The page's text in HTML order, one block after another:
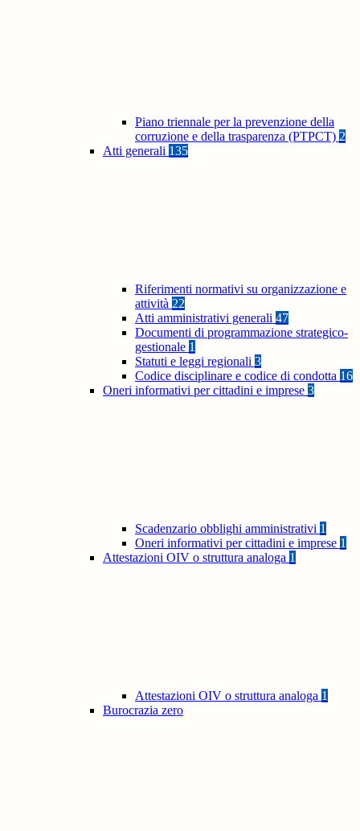
Piano triennale per la prevenzione della
corruzione e della trasparenza (PTPCT) 2
Atti generali 135
Riferimenti normativi su organizzazione e
attività 22
Atti amministrativi generali 47
Documenti di programmazione strategico-
gestionale 1
Statuti e leggi regionali 3
Codice disciplinare e codice di condotta 16
Oneri informativi per cittadini e imprese 3
Scadenzario obblighi amministrativi 1
Oneri informativi per cittadini e imprese 1
Attestazioni OIV o struttura analoga 1
Attestazioni OIV o struttura analoga 1
Burocrazia zero